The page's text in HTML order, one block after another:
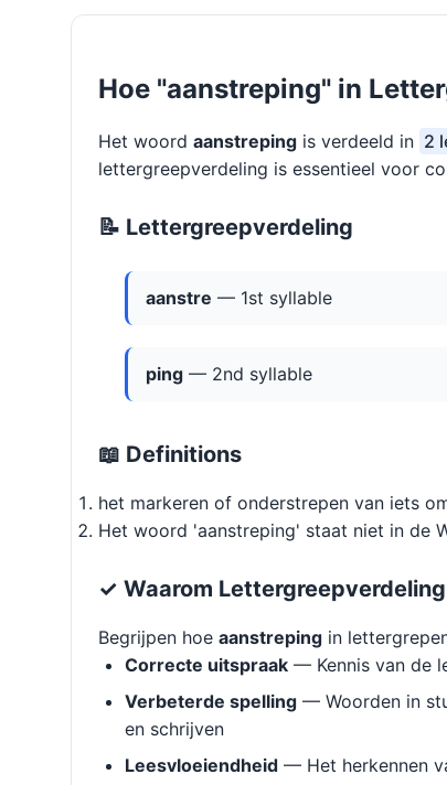
Hoe "aanstreping" in
Het woord aanstreping is verdeeld in 2
lettergreepverdeling is essentieel voor
📝 Lettergreepverdeling
aanstre — 1st syllable
ping — 2nd syllable
📖 Definitions
het markeren of onderstrepen van iets
Het woord 'aanstreping' staat niet in de
✓ Waarom
Begrijpen hoe aanstreping in
Correcte uitspraak — Kennis van de
Verbeterde spelling — Woorden in
en schrijven
Leesvloeiendheid — Het herkennen